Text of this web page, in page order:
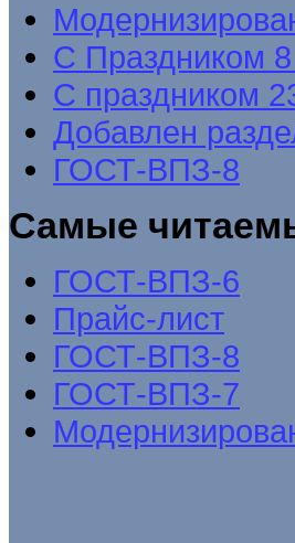
C Праздником
С праздником
Добавлен
ГОСТ-ВПЗ-8
Самые
ГОСТ-ВПЗ-6
Прайс-лист
ГОСТ-ВПЗ-8
ГОСТ-ВПЗ-7